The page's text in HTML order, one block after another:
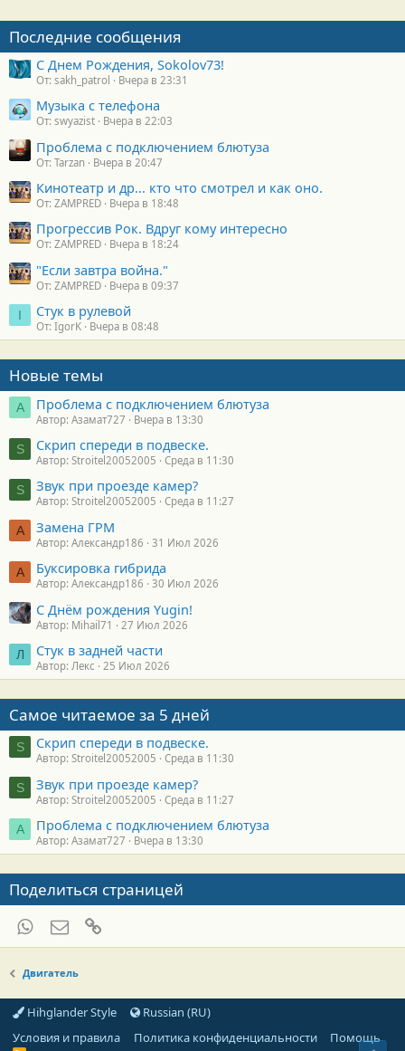
Последние сообщения
С Днем Рождения, Sokolov73!
От: sakh_patrol Вчера в 23:31
Музыка с телефона
От: swyazist Вчера в 22:03
Проблема с подключением блютуза
От: Tarzan Вчера в 20:47
Кинотеатр и др... кто что смотрел и как оно.
От: ZAMPRED Вчера в 18:48
Прогрессив Рок. Вдруг кому интересно
От: ZAMPRED Вчера в 18:24
"Если завтра война."
От: ZAMPRED Вчера в 09:37
I Стук в рулевой
От: IgorK Вчера в 08:48
Новые темы
А Проблема с подключением блютуза
Автор: Азамат727 Вчера в 13:30
S Скрип спереди в подвеске.
Автор: Stroitel20052005 Среда в 11:30
S Звук при проезде камер?
Автор: Stroitel20052005 Среда в 11:27
А Замена ГРМ
Автор: Александр186 31 Июл 2026
А Буксировка гибрида
Автор: Александр186 30 Июл 2026
С Днём рождения Yugin!
Автор: Mihail71 27 Июл 2026
Л Стук в задней части
Автор: Лекс 25 Июл 2026
Самое читаемое за 5 дней
S Скрип спереди в подвеске.
Автор: Stroitel20052005 Среда в 11:30
S Звук при проезде камер?
Автор: Stroitel20052005 Среда в 11:27
А Проблема с подключением блютуза
Автор: Азамат727 Вчера в 13:30
Поделиться страницей
WhatsAppЭлектронная почта
Двигатель
Hihglander Style
Russian (RU)
Условия и правила
Политика конфиденциальности Помощь